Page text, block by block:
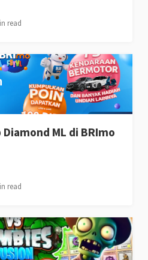
read
Diamond ML di BRImo
read